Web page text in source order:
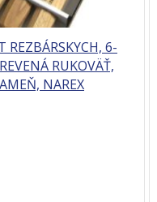
REZBÁRSKYCH, 6-
RUKOVÄŤ,
NAREX